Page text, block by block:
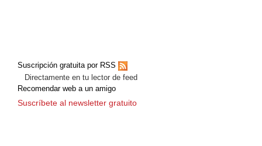
Suscripción gratuita por RSS
Directamente en tu lector de feed
Recomendar web a un amigo
Suscríbete al newsletter gratuito